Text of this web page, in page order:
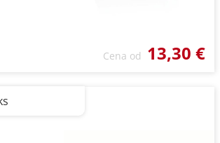
Cena od 13,30 €